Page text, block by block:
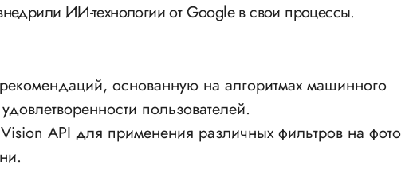
ИИ-технологии от Google в свои процессы.
основанную на алгоритмах машинного
пользователей.
API для применения различных фильтров на фото